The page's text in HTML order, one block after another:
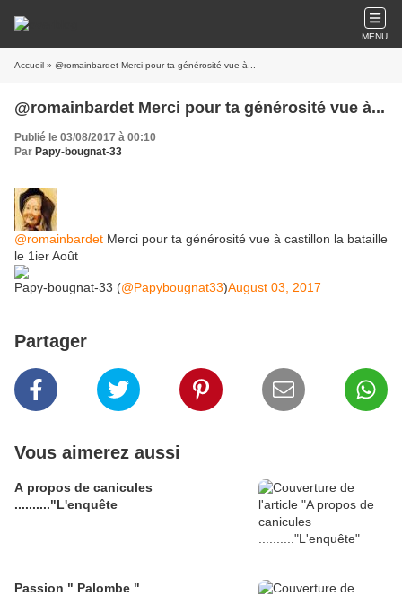
MENU
Accueil » @romainbardet Merci pour ta générosité vue à...
@romainbardet Merci pour ta générosité vue à...
Publié le 03/08/2017 à 00:10
Par Papy-bougnat-33
@romainbardet Merci pour ta générosité vue à castillon la bataille
le 1ier Août
Papy-bougnat-33 (@Papybougnat33)August 03, 2017
Partager
Vous aimerez aussi
A propos de canicules
.........."L'enquête
Passion " Palombe "